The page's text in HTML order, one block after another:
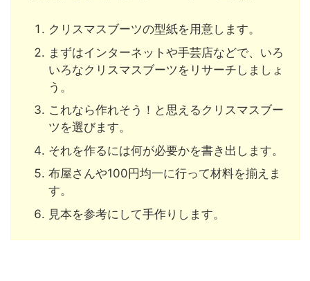
クリスマスブーツの型紙を用意します。
まずはインターネットや手芸店などで、いろ
いろなクリスマスブーツをリサーチしましょ
う。
これなら作れそう！と思えるクリスマスブー
ツを選びます。
それを作るには何が必要かを書き出します。
布屋さんや100円均一に行って材料を揃えま
す。
見本を参考にして手作りします。